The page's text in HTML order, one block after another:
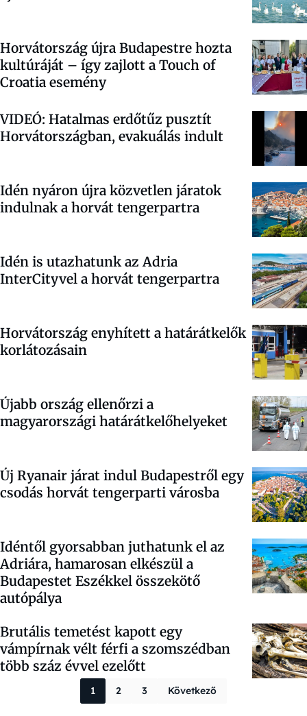
Horvátország újra Budapestre hozta
kultúráját – így zajlott a Touch of
Croatia esemény
VIDEÓ: Hatalmas erdőtűz pusztít
Horvátországban, evakuálás indult
Idén nyáron újra közvetlen járatok
indulnak a horvát tengerpartra
Idén is utazhatunk az Adria
InterCityvel a horvát tengerpartra
Horvátország enyhített a határátkelők
korlátozásain
Újabb ország ellenőrzi a
magyarországi határátkelőhelyeket
Új Ryanair járat indul Budapestről egy
csodás horvát tengerparti városba
Idéntől gyorsabban juthatunk el az
Adriára, hamarosan elkészül a
Budapestet Eszékkel összekötő
autópálya
Brutális temetést kapott egy
vámpírnak vélt férfi a szomszédban
több száz évvel ezelőtt
Bejegyzések
1 2 3 Következő